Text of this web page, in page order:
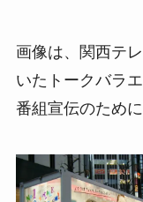
画像は、関西テ
いたトークバラ
番組宣伝のため